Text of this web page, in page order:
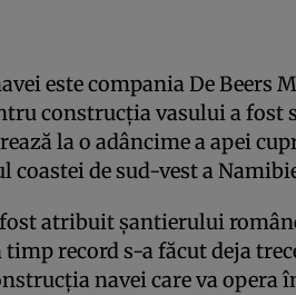
este compania De Beers
construcţia vasului a fost
la o adâncime a apei
coastei de sud-vest a
atribuit şantierului
record s-a făcut deja
navei care va opera